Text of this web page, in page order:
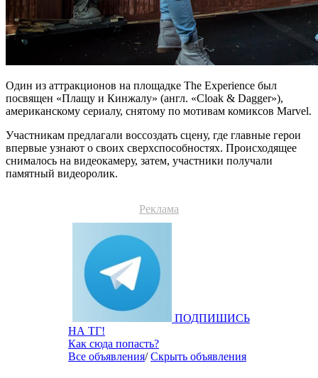
Один из аттракционов на площадке The Experience был
посвящен «Плащу и Кинжалу» (англ. «Cloak & Dagger»),
американскому сериалу, снятому по мотивам комиксов Marvel.
Участникам предлагали воссоздать сцену, где главные герои
впервые узнают о своих сверхспособностях. Происходящее
снималось на видеокамеру, затем, участники получали
памятный видеоролик.
Реклама
ПОДПИШИСЬ
НА ТГ!
Как сюда попасть?
Все объявления/Скрыть объявления